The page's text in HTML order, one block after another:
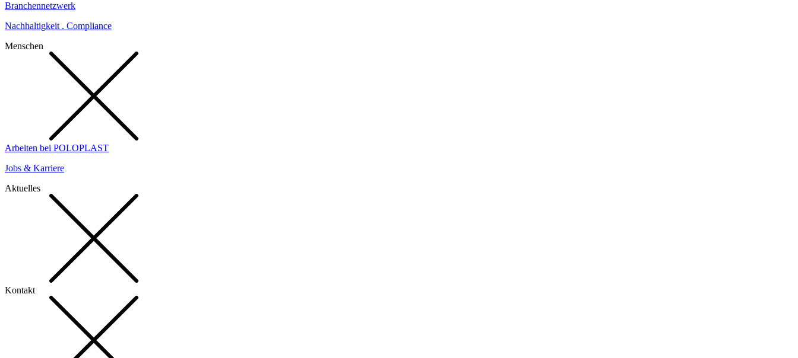
Branchennetzwerk
Nachhaltigkeit . Compliance
Menschen
Arbeiten bei POLOPLAST
Jobs & Karriere
Aktuelles
Kontakt